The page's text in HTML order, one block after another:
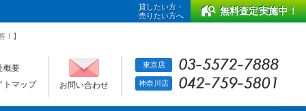
貸したい方・
売りたい方へ
無料査定実施中！
！】
概要
トマップ
お問い合わせ
東京店
神奈川店